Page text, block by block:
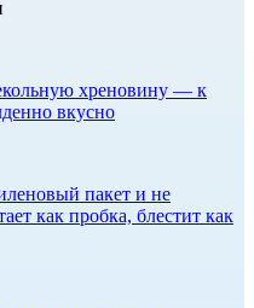
хреновину — к
вкусно
пакет и не
как пробка, блестит как